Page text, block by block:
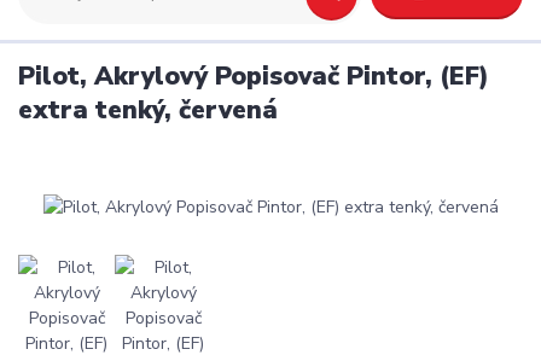
Pilot, Akrylový Popisovač Pintor, (EF)
extra tenký, červená